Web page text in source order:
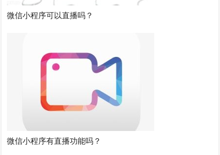
微信小程序可以直播吗？
微信小程序有直播功能吗？